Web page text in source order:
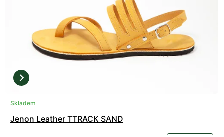
Skladem
Jenon Leather TTRACK SAND